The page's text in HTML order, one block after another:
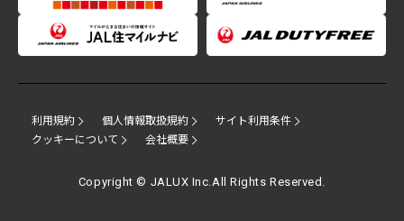
利用規約 個人情報取扱規約
サイト利用条件
クッキーについて
会社概要
Copyright © JALUX Inc.All Rights Reserved.